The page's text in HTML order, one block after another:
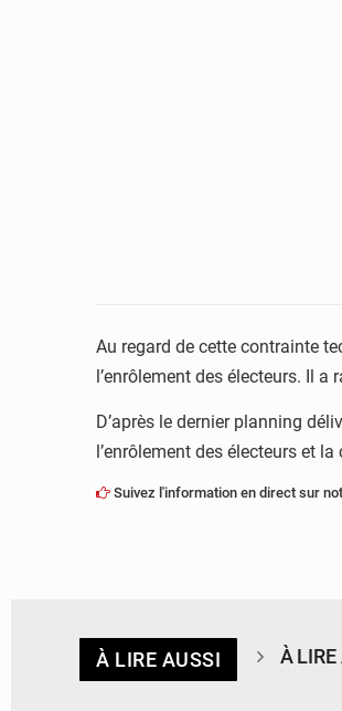
Au regard de cette contrainte
l’enrôlement des électeurs. Il a
D’après le dernier planning
l’enrôlement des électeurs et
Suivez l'information en direct sur
À LIRE AUSSI À LIRE